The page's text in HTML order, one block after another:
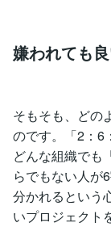
嫌われても
そもそも、どの
のです。「2：6
どんな組織でも
らでもない人が
分かれるという
いプロジェクト